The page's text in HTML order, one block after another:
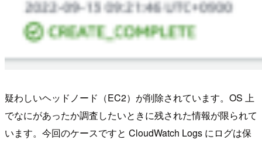
疑わしいヘッドノード（EC2）が削除されています。OS 上
でなにがあったか調査したいときに残された情報が限られて
います。今回のケースですと CloudWatch Logs にログは保